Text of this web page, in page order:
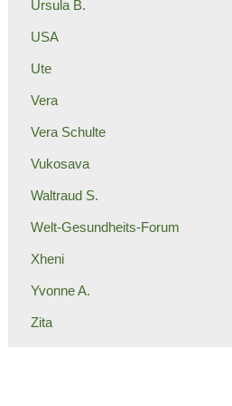
Ursula B.
USA
Ute
Vera
Vera Schulte
Vukosava
Waltraud S.
Welt-Gesundheits-Forum
Xheni
Yvonne A.
Zita